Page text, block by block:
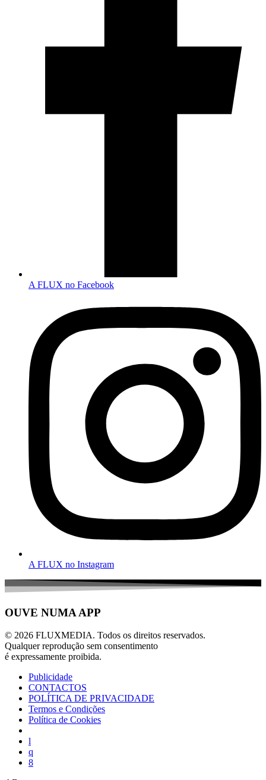
A FLUX no Facebook
A FLUX no Instagram
OUVE NUMA APP
© 2026 FLUXMEDIA. Todos os direitos reservados.
Qualquer reprodução sem consentimento
é expressamente proibida.
Publicidade
CONTACTOS
POLÍTICA DE PRIVACIDADE
Termos e Condições
Política de Cookies